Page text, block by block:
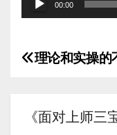
频
放
00:00
文
导
理论和实操的
《面对上师